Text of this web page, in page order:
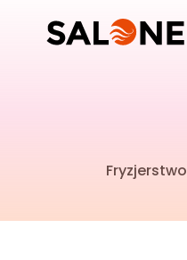
Fryzjerstwo